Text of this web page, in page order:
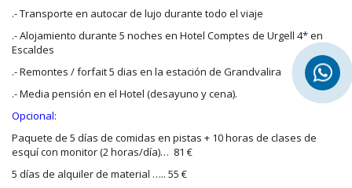
.- Transporte en autocar de lujo durante todo el viaje
.- Alojamiento durante 5 noches en Hotel Comptes de Urgell 4* en
Escaldes
.- Remontes / forfait 5 dias en la estación de Grandvalira
.- Media pensión en el Hotel (desayuno y cena).
Opcional:
Paquete de 5 días de comidas en pistas + 10 horas de clases de
esquí con monitor (2 horas/día)… 81 €
5 días de alquiler de material ….. 55 €